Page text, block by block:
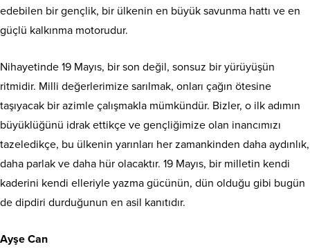
edebilen bir gençlik, bir ülkenin en büyük savunma hattı ve en
güçlü kalkınma motorudur.
​Nihayetinde 19 Mayıs, bir son değil, sonsuz bir yürüyüşün
ritmidir. Milli değerlerimize sarılmak, onları çağın ötesine
taşıyacak bir azimle çalışmakla mümkündür. Bizler, o ilk adımın
büyüklüğünü idrak ettikçe ve gençliğimize olan inancımızı
tazeledikçe, bu ülkenin yarınları her zamankinden daha aydınlık,
daha parlak ve daha hür olacaktır. 19 Mayıs, bir milletin kendi
kaderini kendi elleriyle yazma gücünün, dün olduğu gibi bugün
de dipdiri durduğunun en asil kanıtıdır.
Ayşe Can